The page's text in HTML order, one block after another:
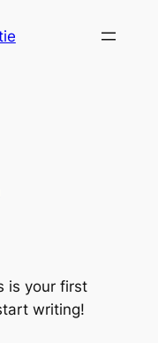
is your first
writing!